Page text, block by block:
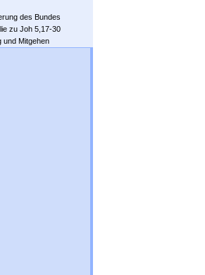
des Bundes
zu Joh 5,17-30
und Mitgehen